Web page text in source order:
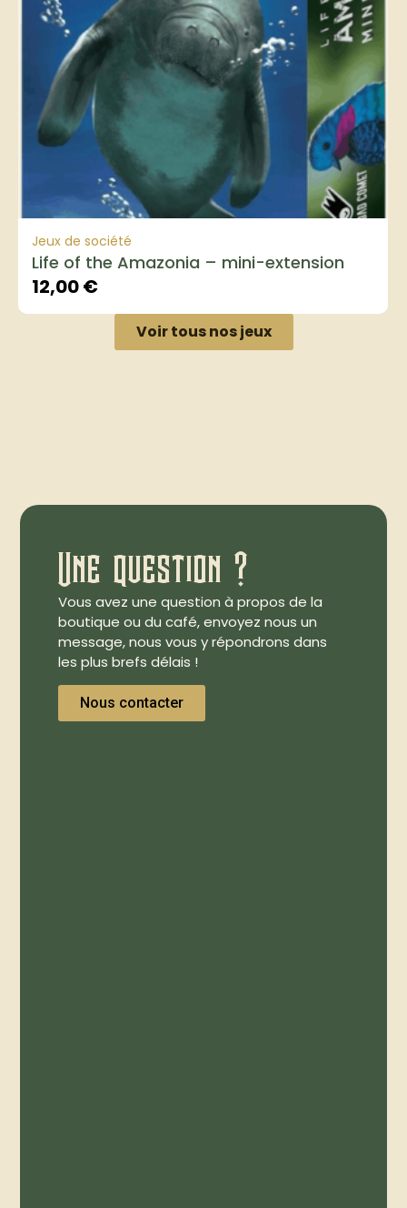
Jeux de société
Life of the Amazonia – mini-extension
12,00€
Voir tous nos jeux
Une question ?
Vous avez une question à propos de la
boutique ou du café, envoyez nous un
message, nous vous y répondrons dans
les plus brefs délais !
Nous contacter